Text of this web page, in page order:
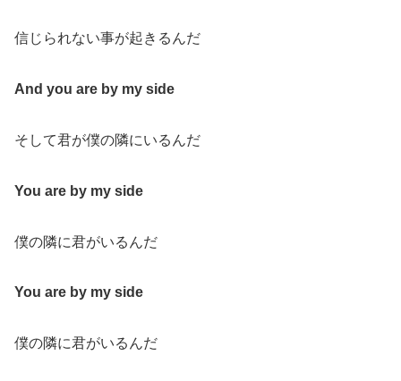
信じられない事が起きるんだ
And you are by my side
そして君が僕の隣にいるんだ
You are by my side
僕の隣に君がいるんだ
You are by my side
僕の隣に君がいるんだ